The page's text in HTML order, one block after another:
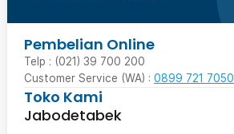
Pembelian Online
Telp : (021) 39 700 200
Customer Service (WA) : 0899 721 7050
Toko Kami
Jabodetabek